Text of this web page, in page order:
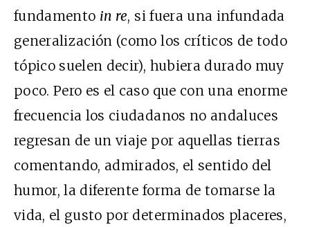
fundamento in re, si fuera una infundada
generalización (como los críticos de todo
tópico suelen decir), hubiera durado muy
poco. Pero es el caso que con una enorme
frecuencia los ciudadanos no andaluces
regresan de un viaje por aquellas tierras
comentando, admirados, el sentido del
humor, la diferente forma de tomarse la
vida, el gusto por determinados placeres,